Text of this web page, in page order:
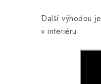
Další výhodou
v interiéru.